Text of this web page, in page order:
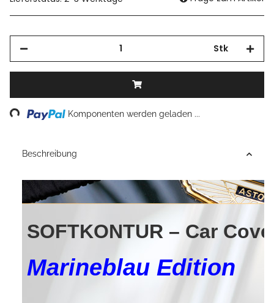
Stk
Loading... Komponenten werden geladen ...
Beschreibung